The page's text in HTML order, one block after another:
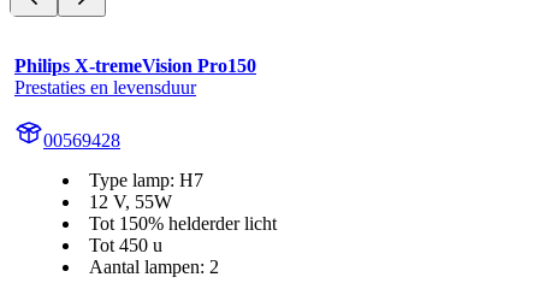
Philips X-tremeVision Pro150
Prestaties en levensduur
00569428
Type lamp: H7
12 V, 55W
Tot 150% helderder licht
Tot 450 u
Aantal lampen: 2